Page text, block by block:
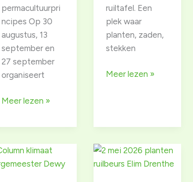
permacultuurpri
ncipes Op 30
augustus, 13
september en
27 september
organiseert
PDC,
Permaculture
course
(15u)
Meer lezen »
ruiltafel. Een
plek waar
planten, zaden,
stekken
1
Planten
Elim
(13.00u-
Meer lezen »